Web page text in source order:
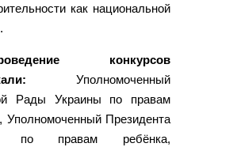
как национальной
конкурсов
Уполномоченный
Рады Украины по правам
Уполномоченный Президента
по правам ребёнка,